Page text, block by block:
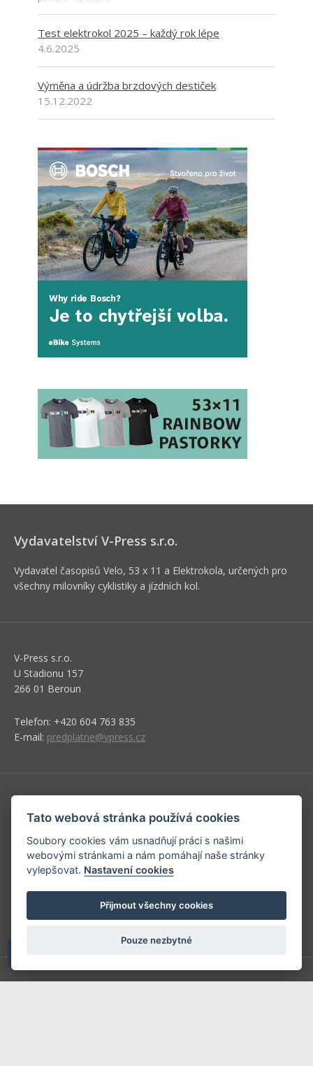
Test elektrokol 2025 – každý rok lépe
4.6.2025
Výměna a údržba brzdových destiček
15.12.2022
Vydavatelství V-Press s.r.o.
Vydavatel časopisů Velo, 53 x 11 a Elektrokola, určených pro
všechny milovníky cyklistiky a jízdních kol.
V-Press s.r.o.
U Stadionu 157
266 01 Beroun
Telefon: +420 604 763 835
E-mail: predplatne@vpress.cz
Inzerce v časopise
Inzerce na www stránkách
Obchodní podmínky
Ochrana osobních údajů
Tato webová stránka používá cookies
Soubory cookies vám usnadňují práci s našimi
webovými stránkami a nám pomáhají naše stránky
vylepšovat. Nastavení cookies
Přijmout všechny cookies
Pouze nezbytné